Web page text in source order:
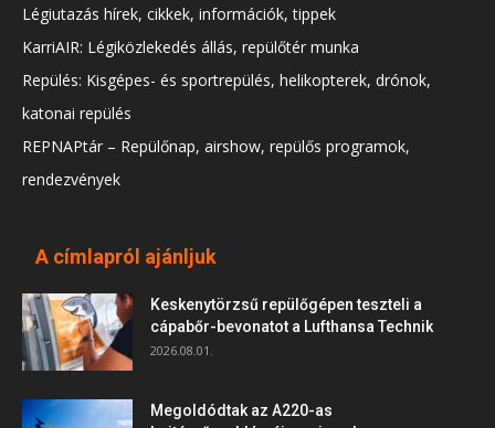
Légiutazás hírek, cikkek, információk, tippek
KarriAIR: Légiközlekedés állás, repülőtér munka
Repülés: Kisgépes- és sportrepülés, helikopterek, drónok,
katonai repülés
REPNAPtár – Repülőnap, airshow, repülős programok,
rendezvények
A címlapról ajánljuk
Keskenytörzsű repülőgépen teszteli a
cápabőr-bevonatot a Lufthansa Technik
2026.08.01.
Megoldódtak az A220-as